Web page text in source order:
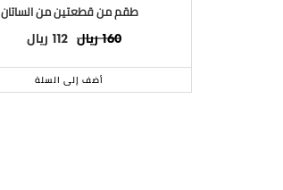
طقم من قطعتين من الساتان
ريال160 ريال 112
أضف إلى السلة